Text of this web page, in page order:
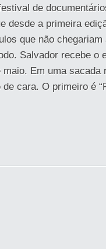
de
desde a primeira
que não chegariam
Salvador recebe o
maio. Em uma sacada
cara. O primeiro é